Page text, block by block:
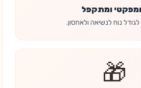
ומתקפל
נוח לנשיאה ולאחסון.
🎁